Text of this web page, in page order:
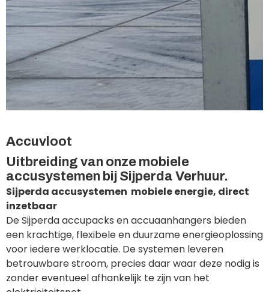
Accuvloot
Uitbreiding van onze mobiele
accusystemen bij Sijperda Verhuur.
Sijperda accusystemen mobiele energie, direct
inzetbaar
De Sijperda accupacks en accuaanhangers bieden
een krachtige, flexibele en duurzame energieoplossing
voor iedere werklocatie. De systemen leveren
betrouwbare stroom, precies daar waar deze nodig is
zonder eventueel afhankelijk te zijn van het